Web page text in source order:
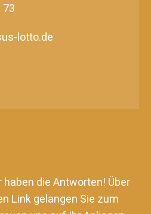
73
lotto.de
haben die Antworten! Über
Link gelangen Sie zum